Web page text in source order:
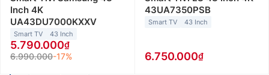
Inch 4K
UA43DU7000KXXV
Smart TV 43 Inch
5.790.000
6.990.000-17%
43UA7350PSB
Smart TV 43 Inch
6.750.000